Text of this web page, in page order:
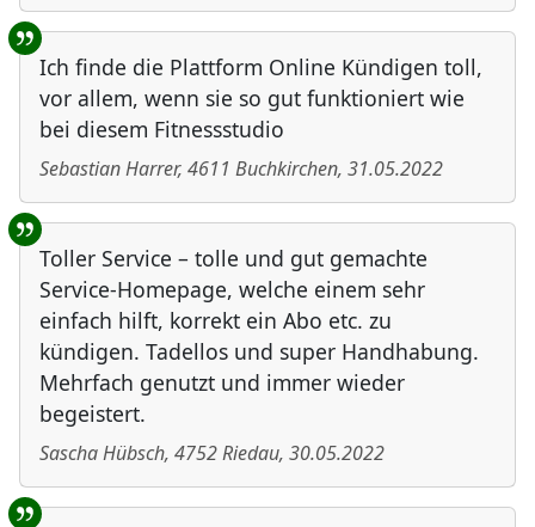
Ich finde die Plattform Online Kündigen toll,
vor allem, wenn sie so gut funktioniert wie
bei diesem Fitnessstudio
Sebastian Harrer, 4611 Buchkirchen, 31.05.2022
Toller Service – tolle und gut gemachte
Service-Homepage, welche einem sehr
einfach hilft, korrekt ein Abo etc. zu
kündigen. Tadellos und super Handhabung.
Mehrfach genutzt und immer wieder
begeistert.
Sascha Hübsch, 4752Riedau, 30.05.2022